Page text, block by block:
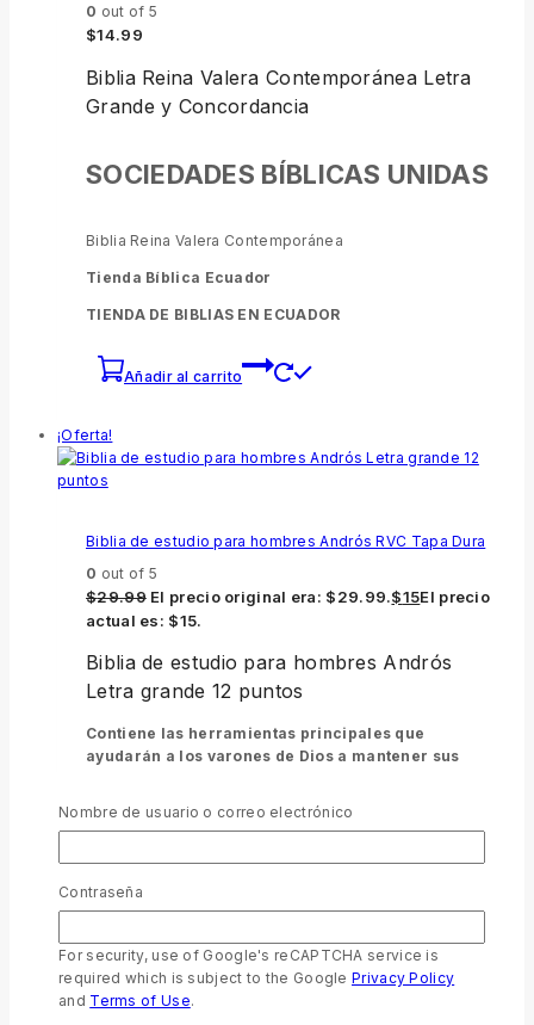
0 out of 5
$14.99
Biblia Reina Valera Contemporánea Letra
Grande y Concordancia
SOCIEDADES BÍBLICAS UNIDAS
Biblia Reina Valera Contemporánea
Tienda Bíblica Ecuador
TIENDA DE BIBLIAS EN ECUADOR
Añadir al carrito
¡Oferta!
Biblia de estudio para hombres Andrós RVC Tapa Dura
0 out of 5
$29.99 El precio original era: $29.99.$15El precio
actual es: $15.
Biblia de estudio para hombres Andrós
Letra grande 12 puntos
Contiene las herramientas principales que
ayudarán a los varones de Dios a mantener sus
consultar, estudiar y meditar sobre los múltiples
ámbitos en los que participa.Una Biblia esencial para
todo aquel que quiere crecer en su vida espiritual e
impactar su círculo privado y el mundo en el que se
Añadir al carrito
Nombre de usuario o correo electrónico
Contraseña
For security, use of Google's reCAPTCHA service is
required which is subject to the GooglePrivacy Policy
and Terms of Use.